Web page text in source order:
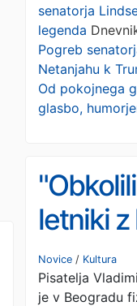
senatorja
legenda
Pogreb
Netanjahu k
Od pokojnega
glasbo,
letniki
Novice / Kultura
Pisatelja
je v Beogradu